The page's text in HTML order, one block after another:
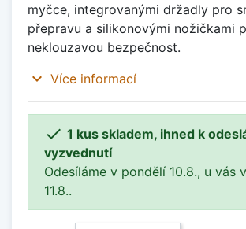
myčce, integrovanými držadly pro
přepravu a silikonovými nožičkami
neklouzavou bezpečnost.
expand_more Více informací
 1 kus skladem, ihned k
vyzvednutí
Odesíláme v pondělí 10.8., u vás
11.8..